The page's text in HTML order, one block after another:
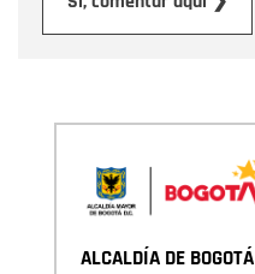
ALCALDÍA DE BOGOTÁ